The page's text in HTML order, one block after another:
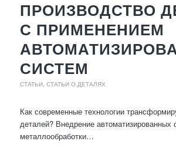
ПРОИЗВОДСТВО
С ПРИМЕНЕНИЕМ
СИСТЕМ
СТАТЬИ, СТАТЬИ О ДЕТАЛЯХ
Как современные технологии
деталей? Внедрение автоматизированных
металлообработки…